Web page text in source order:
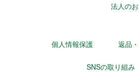
法人の
個人情報保護 返品
SNSの取り組み